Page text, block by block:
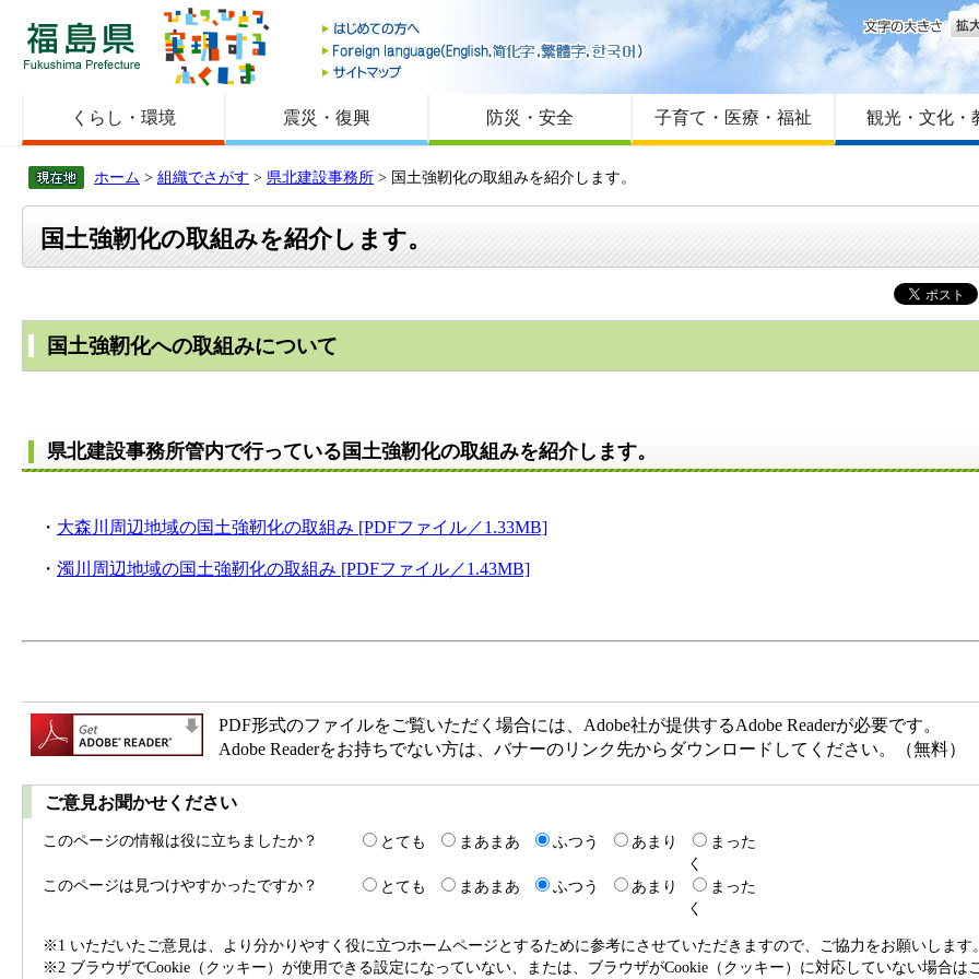
福島県
はじめての方へ
Foreign language
サイトマップ
文字
くらし・環境 震災・復興 防災・安全 子育て・医療・福祉 観光・文化・
ホーム > 組織でさがす > 県北建設事務所 > 国土強靭化の取組みを紹介します。
国土強靭化の取組みを紹介します。
国土強靭化への取組みについて
県北建設事務所管内で行っている国土強靭化の取組みを紹介します。
・ 大森川周辺地域の国土強靭化の取組み [PDFファイル／1.33MB]
・ 濁川周辺地域の国土強靭化の取組み [PDFファイル／1.43MB]
PDF形式のファイルをご覧いただく場合には、Adobe社が提供するAdobe Readerが必要です。
Adobe Readerをお持ちでない方は、バナーのリンク先からダウンロードしてください。（無料）
ご意見お聞かせください
このページの情報は役に立ちましたか？ とても まあまあ ふつう あまり
まった
く
このページは見つけやすかったですか？
とても まあまあ ふつう あまり
まった
く
※1 いただいたご意見は、より分かりやすく役に立つホームページとするために参考にさせていただきますので、ご協力をお願いします
※2 ブラウザでCookie（クッキー）が使用できる設定になっていない、または、ブラウザがCookie（クッキー）に対応していない場合は